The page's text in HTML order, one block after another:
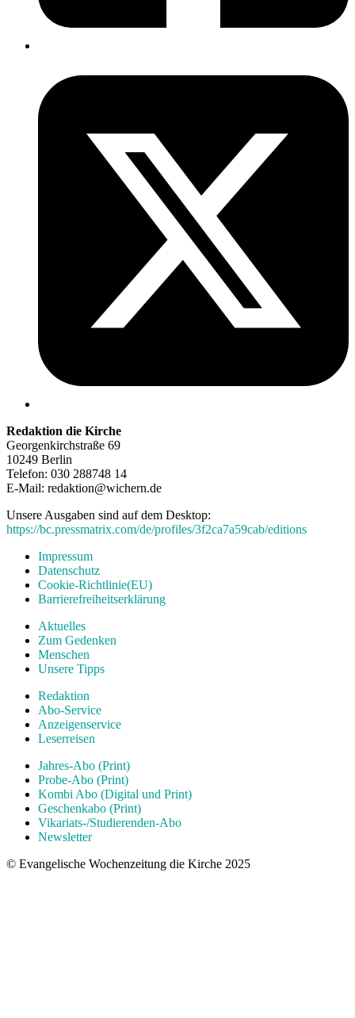
Redaktion die Kirche
Georgenkirchstraße 69
10249 Berlin
Telefon: 030 288748 14
E-Mail: redaktion@wichern.de
Unsere Ausgaben sind auf dem Desktop:
https://bc.pressmatrix.com/de/profiles/3f2ca7a59cab/editions
Impressum
Datenschutz
Cookie-Richtlinie(EU)
Barrierefreiheitserklärung
Aktuelles
Zum Gedenken
Menschen
Unsere Tipps
Redaktion
Abo-Service
Anzeigenservice
Leserreisen
Jahres-Abo (Print)
Probe-Abo (Print)
Kombi Abo (Digital und Print)
Geschenkabo (Print)
Vikariats-/Studierenden-Abo
Newsletter
© Evangelische Wochenzeitung die Kirche 2025